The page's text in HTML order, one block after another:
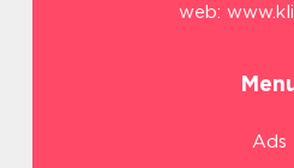
web:
Ads